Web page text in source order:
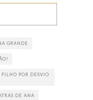
GRANDE
POR DESVIO
DE ANA